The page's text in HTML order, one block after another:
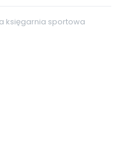
księgarnia sportowa